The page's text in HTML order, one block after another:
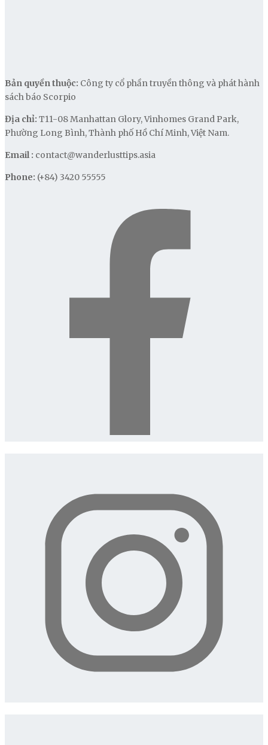
Bản quyền thuộc: Công ty cổ phần truyền thông và phát hành
sách báo Scorpio
Địa chỉ: T11-08 Manhattan Glory, Vinhomes Grand Park,
Phường Long Bình, Thành phố Hồ Chí Minh, Việt Nam.
Email : contact@wanderlusttips.asia
Phone: (+84) 3420 55555